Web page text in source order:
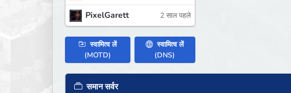
PixelGarett 2 साल पहले
स्वामित्व लें
(MOTD)
स्वामित्व लें
(DNS)
समान सर्वर